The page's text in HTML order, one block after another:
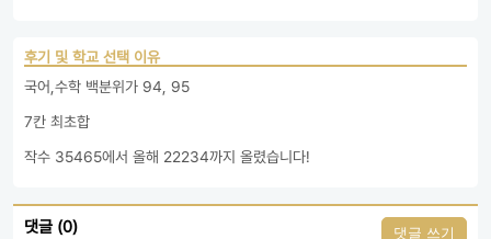
후기 및 학교 선택 이유
국어,수학 백분위가 94, 95
7칸 최초합
댓글 (0) 댓글 쓰기